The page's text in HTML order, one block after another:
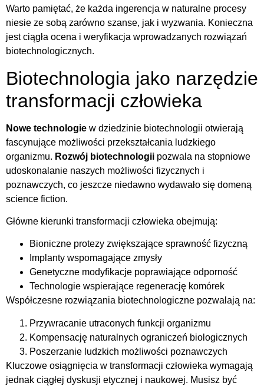
Warto pamiętać, że każda ingerencja w naturalne procesy
niesie ze sobą zarówno szanse, jak i wyzwania. Konieczna
jest ciągła ocena i weryfikacja wprowadzanych rozwiązań
biotechnologicznych.
Biotechnologia jako narzędzie
transformacji człowieka
Nowe technologie w dziedzinie biotechnologii otwierają
fascynujące możliwości przekształcania ludzkiego
organizmu. Rozwój biotechnologii pozwala na stopniowe
udoskonalanie naszych możliwości fizycznych i
poznawczych, co jeszcze niedawno wydawało się domeną
science fiction.
Główne kierunki transformacji człowieka obejmują:
Bioniczne protezy zwiększające sprawność fizyczną
Implanty wspomagające zmysły
Genetyczne modyfikacje poprawiające odporność
Technologie wspierające regenerację komórek
Współczesne rozwiązania biotechnologiczne pozwalają na:
Przywracanie utraconych funkcji organizmu
Kompensację naturalnych ograniczeń biologicznych
Poszerzanie ludzkich możliwości poznawczych
Kluczowe osiągnięcia w transformacji człowieka wymagają
jednak ciągłej dyskusji etycznej i naukowej. Musisz być